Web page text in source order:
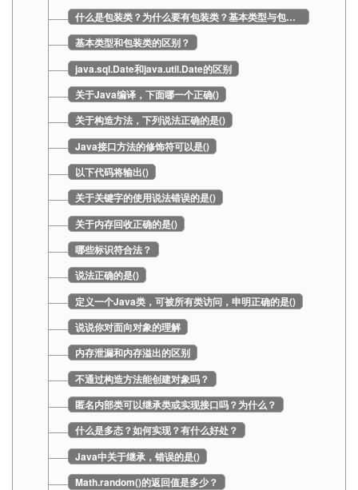
什么是包装类？为什么要有包装类？基本类型与包装类如何转换？
基本类型和包装类的区别？
java.sql.Date和java.util.Date的区别
关于Java编译，下面哪一个正确()
关于构造方法，下列说法正确的是()
Java接口方法的修饰符可以是()
以下代码将输出()
关于关键字的使用说法错误的是()
关于内存回收正确的是()
哪些标识符合法？
说法正确的是()
定义一个Java类，可被所有类访问，申明正确的是()
说说你对面向对象的理解
内存泄漏和内存溢出的区别
不通过构造方法能创建对象吗？
匿名内部类可以继承类或实现接口吗？为什么？
什么是多态？如何实现？有什么好处？
Java中关于继承，错误的是()
Math.random()的返回值是多少？